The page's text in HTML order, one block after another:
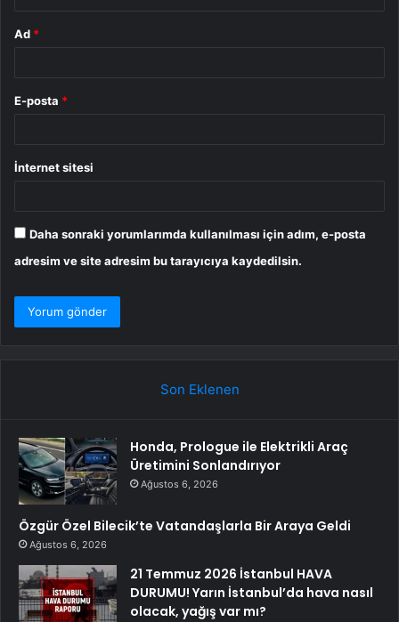
Ad *
E-posta *
İnternet sitesi
Daha sonraki yorumlarımda kullanılması için adım, e-posta
adresim ve site adresim bu tarayıcıya kaydedilsin.
Son Eklenen
Honda, Prologue ile Elektrikli Araç
Üretimini Sonlandırıyor
Ağustos 6, 2026
Özgür Özel Bilecik’te Vatandaşlarla Bir Araya Geldi
Ağustos 6, 2026
21 Temmuz 2026 İstanbul HAVA
DURUMU! Yarın İstanbul’da hava nasıl
olacak, yağış var mı?